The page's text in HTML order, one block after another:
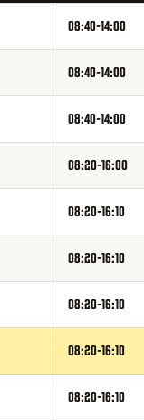
08:40-14:00
08:40-14:00
08:40-14:00
08:20-16:00
08:20-16:10
08:20-16:10
08:20-16:10
08:20-16:10
08:20-16:10